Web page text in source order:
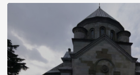
Херсонесі Володимир-язичник, став
А потім було Хрещення Русі. На честь